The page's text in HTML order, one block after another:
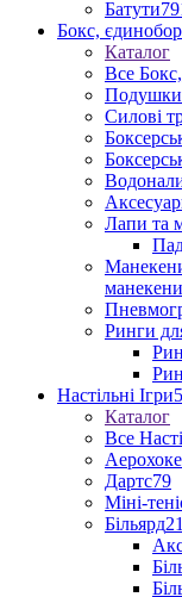
Батути
Бокс,
Каталог
Все
Подушки
Силові
Лапи та
манекени
Ринги
Настільні Ігри
Каталог
Все
Дартс79
Міні-
Більярд